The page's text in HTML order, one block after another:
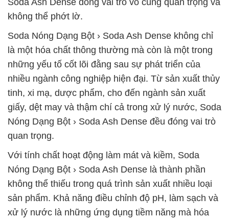
Soda Ash Dense đóng vai trò vô cùng quan trọng và
không thể phớt lờ.
Soda Nóng Dạng Bột › Soda Ash Dense không chỉ
là một hóa chất thông thường mà còn là một trong
những yếu tố cốt lõi đằng sau sự phát triển của
nhiều ngành công nghiệp hiện đại. Từ sản xuất thủy
tinh, xi mạ, dược phẩm, cho đến ngành sản xuất
giấy, dệt may và thậm chí cả trong xử lý nước, Soda
Nóng Dạng Bột › Soda Ash Dense đều đóng vai trò
quan trọng.
Với tính chất hoạt động làm mát và kiềm, Soda
Nóng Dạng Bột › Soda Ash Dense là thành phần
không thể thiếu trong quá trình sản xuất nhiều loại
sản phẩm. Khả năng điều chỉnh độ pH, làm sạch và
xử lý nước là những ứng dụng tiềm năng mà hóa